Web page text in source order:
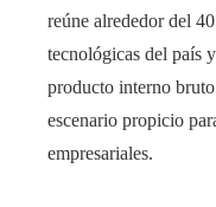
reúne alrededor del
tecnológicas del país
producto interno
escenario propicio
empresariales.